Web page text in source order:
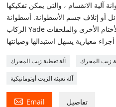
آلية الانقسام ، والتي يمكن تفكيكها
إتلاف جسم الأسطوانة. أسطوانة
الركاب Yade المستوردة قوية ومتينة. تستخدم الأختام الأخرى والملحقات
آلة تغطية زيت المحرك زيت المحرك
آلة تعبئة الزيت أوتوماتيكية
 Email تفاصيل